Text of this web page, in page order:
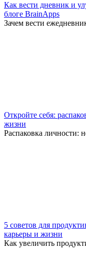
Как вести дневник и
блоге BrainApps
Зачем вести
Откройте себя:
жизни
Распаковка личности:
5 советов для
карьеры и жизни
Как увеличить